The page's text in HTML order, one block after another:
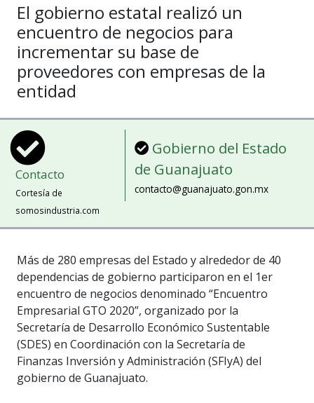
El gobierno estatal realizó un
encuentro de negocios para
incrementar su base de
proveedores con empresas de la
entidad
Contacto
Cortesía de
somosindustria.com
Gobierno del Estado
de Guanajuato
contacto@guanajuato.gon.mx
Más de 280 empresas del Estado y alrededor de 40
dependencias de gobierno participaron en el 1er
encuentro de negocios denominado “Encuentro
Empresarial GTO 2020”, organizado por la
Secretaría de Desarrollo Económico Sustentable
(SDES) en Coordinación con la Secretaría de
Finanzas Inversión y Administración (SFIyA) del
gobierno de Guanajuato.